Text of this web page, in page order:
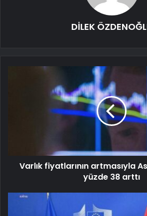
DİLEK
Varlık fiyatlarının artmasıyla
yüzde 38 arttı